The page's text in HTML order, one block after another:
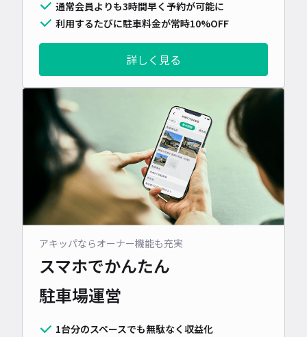
通常会員よりも3時間早く予約が可能に
利用するたびに駐車料金が常時10%OFF
詳しく見る
アキッパならオーナー機能も充実
スマホでかんたん
駐車場運営
1台分のスペースでも無駄なく収益化